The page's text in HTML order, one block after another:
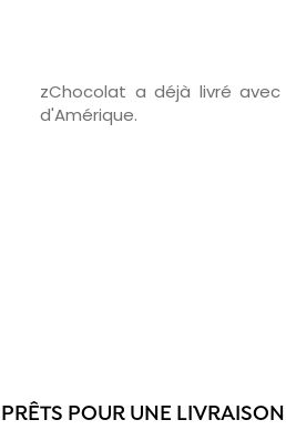
zChocolat a déjà livré avec
d'Amérique.
POUR UNE